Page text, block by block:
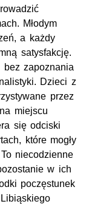
Młodym
a każdy
satysfakcję.
zapoznania
Dzieci z
przez
miejscu
się odciski
które mogły
niecodzienne
w ich
poczęstunek